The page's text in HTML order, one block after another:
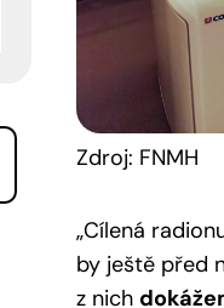
Zdroj: FNMH
„Cílená
by ještě před
z nich